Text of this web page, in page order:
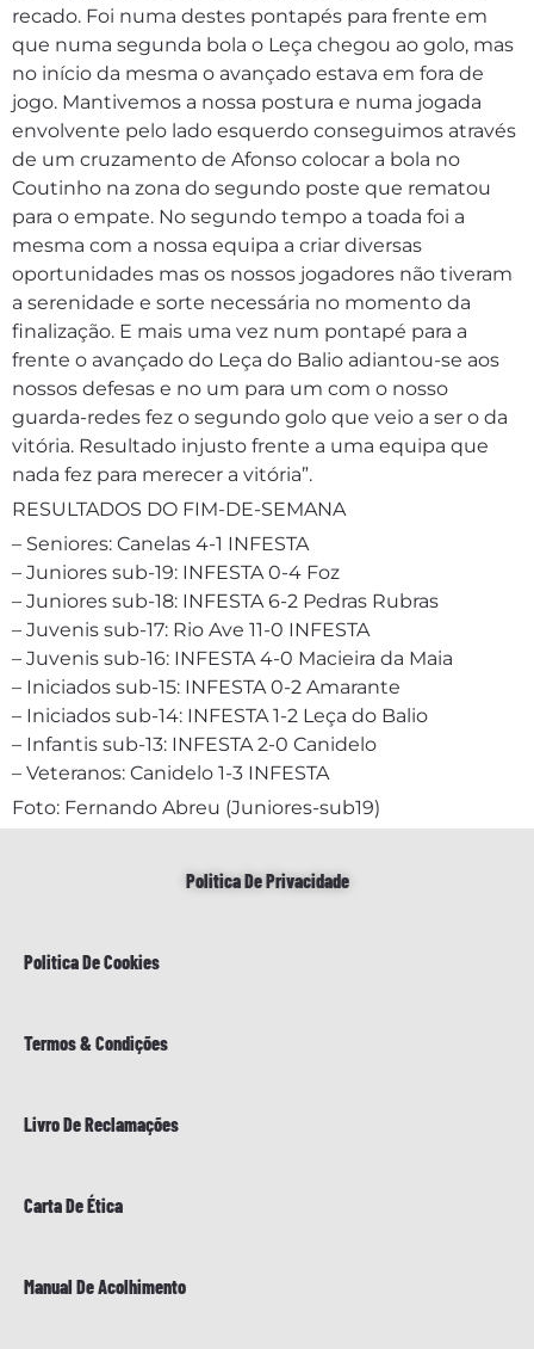
recado. Foi numa destes pontapés para frente em
que numa segunda bola o Leça chegou ao golo, mas
no início da mesma o avançado estava em fora de
jogo. Mantivemos a nossa postura e numa jogada
envolvente pelo lado esquerdo conseguimos através
de um cruzamento de Afonso colocar a bola no
Coutinho na zona do segundo poste que rematou
para o empate. No segundo tempo a toada foi a
mesma com a nossa equipa a criar diversas
oportunidades mas os nossos jogadores não tiveram
a serenidade e sorte necessária no momento da
finalização. E mais uma vez num pontapé para a
frente o avançado do Leça do Balio adiantou-se aos
nossos defesas e no um para um com o nosso
guarda-redes fez o segundo golo que veio a ser o da
vitória. Resultado injusto frente a uma equipa que
nada fez para merecer a vitória”.
RESULTADOS DO FIM-DE-SEMANA
– Seniores: Canelas 4-1 INFESTA
– Juniores sub-19: INFESTA 0-4 Foz
– Juniores sub-18: INFESTA 6-2 Pedras Rubras
– Juvenis sub-17: Rio Ave 11-0 INFESTA
– Juvenis sub-16: INFESTA 4-0 Macieira da Maia
– Iniciados sub-15: INFESTA 0-2 Amarante
– Iniciados sub-14: INFESTA 1-2 Leça do Balio
– Infantis sub-13: INFESTA 2-0 Canidelo
– Veteranos: Canidelo 1-3 INFESTA
Foto: Fernando Abreu (Juniores-sub19)
Politica De Privacidade
Politica De Cookies
Termos & Condições
Livro De Reclamações
Carta De Ética
Manual De Acolhimento